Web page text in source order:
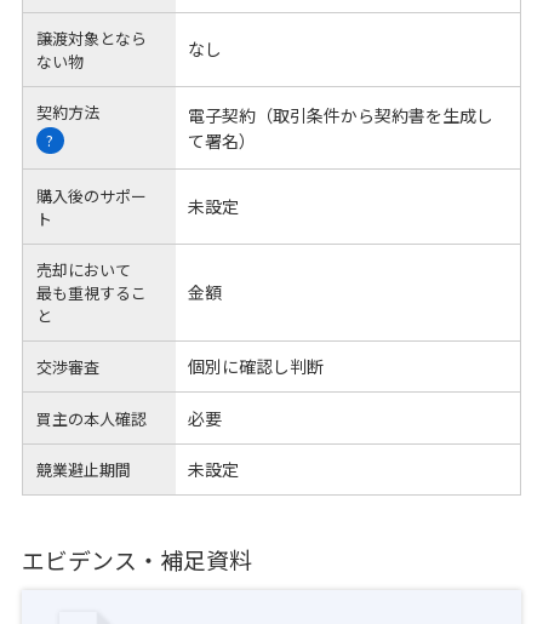
譲渡対象となら
ない物
なし
契約方法
?
電子契約（取引条件から契約書を生成し
て署名）
購入後のサポー
ト
未設定
売却において
最も重視するこ
と
金額
交渉審査 個別に確認し判断
買主の本人確認 必要
競業避止期間 未設定
エビデンス・補足資料